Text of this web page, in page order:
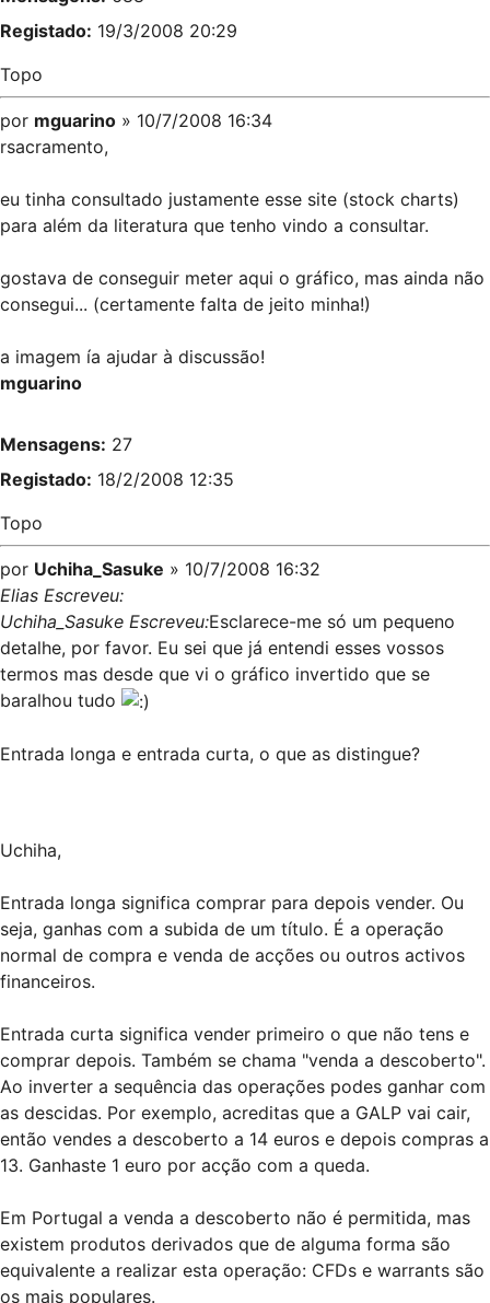
Registado: 19/3/2008 20:29
Topo
por mguarino » 10/7/2008 16:34
rsacramento,
eu tinha consultado justamente esse site (stock charts)
para além da literatura que tenho vindo a consultar.
gostava de conseguir meter aqui o gráfico, mas ainda não
consegui... (certamente falta de jeito minha!)
a imagem ía ajudar à discussão!
mguarino
Mensagens: 27
Registado: 18/2/2008 12:35
Topo
por Uchiha_Sasuke » 10/7/2008 16:32
Elias Escreveu:
Uchiha_Sasuke Escreveu:Esclarece-me só um pequeno
detalhe, por favor. Eu sei que já entendi esses vossos
termos mas desde que vi o gráfico invertido que se
baralhou tudo
Entrada longa e entrada curta, o que as distingue?
Uchiha,
Entrada longa significa comprar para depois vender. Ou
seja, ganhas com a subida de um título. É a operação
normal de compra e venda de acções ou outros activos
financeiros.
Entrada curta significa vender primeiro o que não tens e
comprar depois. Também se chama "venda a descoberto".
Ao inverter a sequência das operações podes ganhar com
as descidas. Por exemplo, acreditas que a GALP vai cair,
então vendes a descoberto a 14 euros e depois compras a
13. Ganhaste 1 euro por acção com a queda.
Em Portugal a venda a descoberto não é permitida, mas
existem produtos derivados que de alguma forma são
equivalente a realizar esta operação: CFDs e warrants são
os mais populares.